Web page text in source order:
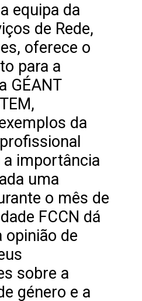
equipa da
de Rede,
oferece o
para a
GÉANT
da
importância
uma
o mês de
FCCN dá
opinião de
sobre a
género e a